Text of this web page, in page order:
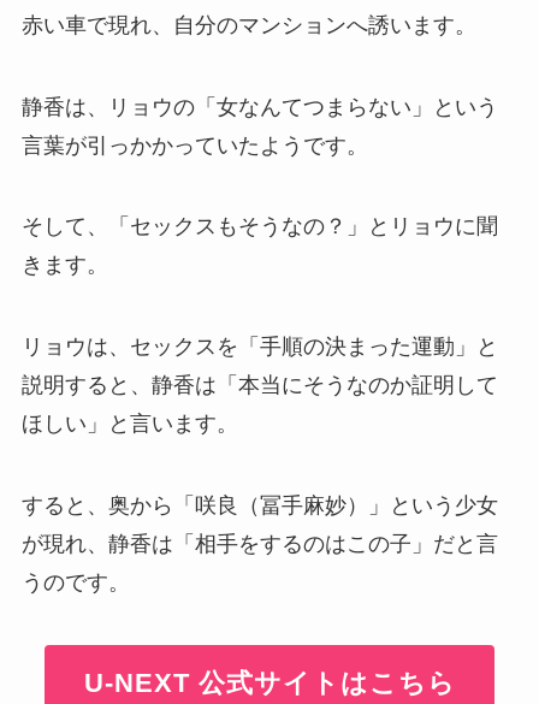
赤い車で現れ、自分のマンションへ誘います。
静香は、リョウの「女なんてつまらない」という
言葉が引っかかっていたようです。
そして、「セックスもそうなの？」とリョウに聞
きます。
リョウは、セックスを「手順の決まった運動」と
説明すると、静香は「本当にそうなのか証明して
ほしい」と言います。
すると、奥から「咲良（冨手麻妙）」という少女
が現れ、静香は「相手をするのはこの子」だと言
うのです。
U-NEXT 公式サイトはこちら